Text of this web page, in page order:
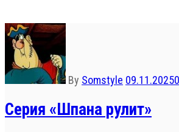
By Somstyle 09.11.2025
Серия «Шпана рулит»